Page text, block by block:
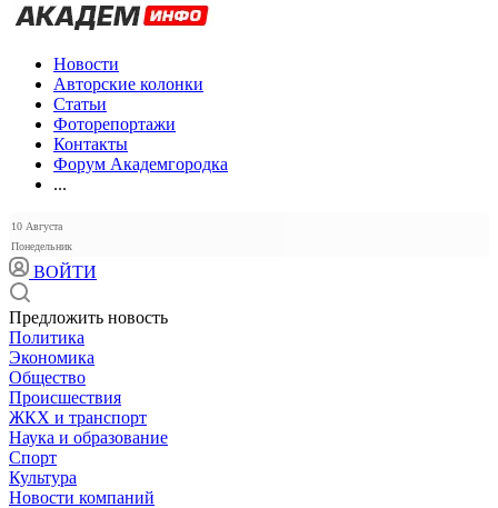
Новости
Авторские колонки
Статьи
Фоторепортажи
Контакты
Форум Академгородка
...
10 Августа
Понедельник
ВОЙТИ
Предложить новость
Политика
Экономика
Общество
Происшествия
ЖКХ и транспорт
Наука и образование
Спорт
Культура
Новости компаний